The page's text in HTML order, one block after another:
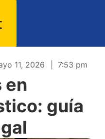
11, 2026 7:53 pm
en
guía